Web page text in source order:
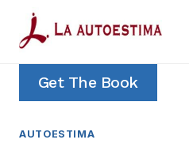
Saltar
contenido
Get The Book
AUTOESTIMA